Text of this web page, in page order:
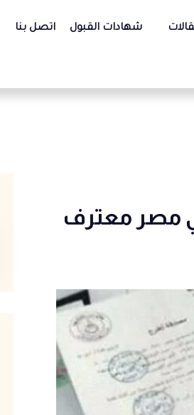
شهادات القبول اتصل بنا
مصر معترف